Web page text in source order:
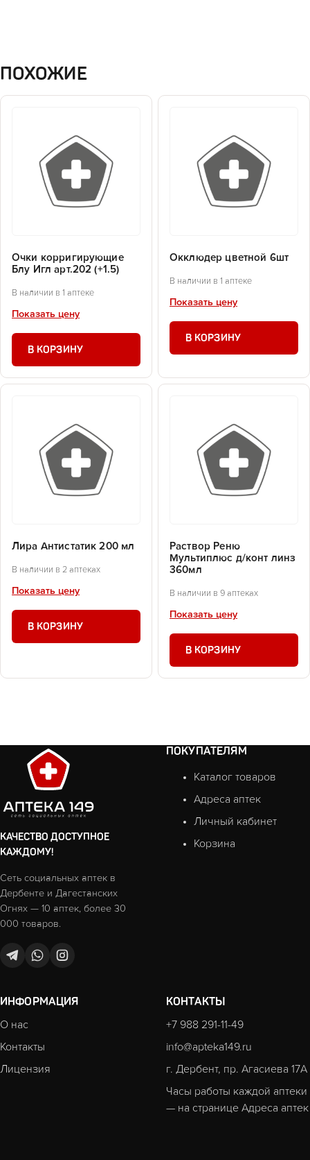
ПОХОЖИЕ
Очки корригирующие
Блу Игл арт.202 (+1.5)
В наличии в 1 аптеке
Показать цену
В КОРЗИНУ
Окклюдер цветной 6шт
В наличии в 1 аптеке
Показать цену
В КОРЗИНУ
Лира Антистатик 200 мл
В наличии в 2 аптеках
Показать цену
В КОРЗИНУ
Раствор Реню
Мультиплюс д/конт линз
360мл
В наличии в 9 аптеках
Показать цену
В КОРЗИНУ
КАЧЕСТВО ДОСТУПНОЕ
КАЖДОМУ!
Сеть социальных аптек в
Дербенте и Дагестанских
Огнях — 10 аптек, более 30
000 товаров.
ПОКУПАТЕЛЯМ
Каталог товаров
Адреса аптек
Личный кабинет
Корзина
ИНФОРМАЦИЯ
О нас
Контакты
Лицензия
КОНТАКТЫ
+7 988 291-11-49
info@apteka149.ru
г. Дербент, пр. Агасиева 17А
Часы работы каждой аптеки
— на странице Адреса аптек